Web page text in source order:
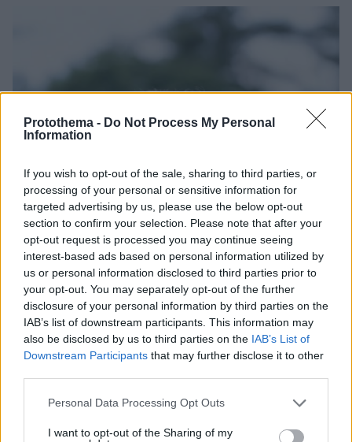
Protothema - Do Not Process My Personal
Information
If you wish to opt-out of the sale, sharing to third parties, or
processing of your personal or sensitive information for
targeted advertising by us, please use the below opt-out
section to confirm your selection. Please note that after your
opt-out request is processed you may continue seeing
interest-based ads based on personal information utilized by
us or personal information disclosed to third parties prior to
your opt-out. You may separately opt-out of the further
disclosure of your personal information by third parties on the
IAB’s list of downstream participants. This information may
also be disclosed by us to third parties on the IAB’s List of
Downstream Participants that may further disclose it to other
Please note that this website/app uses one or more Google
not limited to your visit or usage behaviour. You may click to
Personal Data Processing Opt Outs
I want to opt-out of the Sharing of my
«Καλοί άνθρωποι» οι Ευρωπαίοι ηγέτες «που θέλουν να
φτάσουμε σε συμφωνία» για την Ουκρανία, είπε ο Τραμπ